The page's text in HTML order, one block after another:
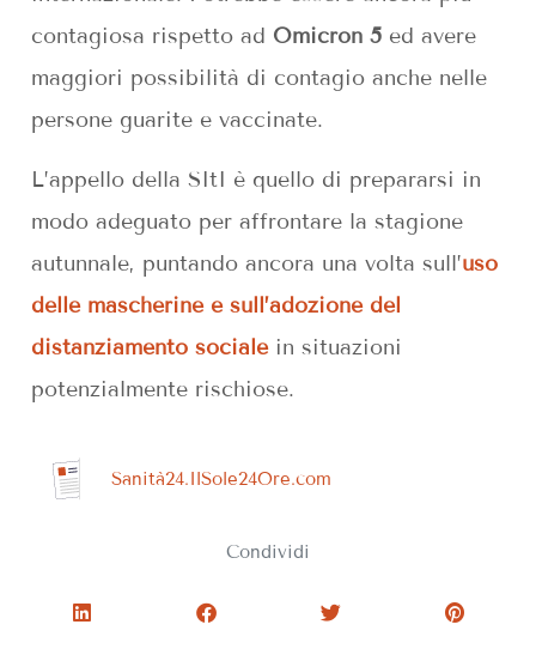
contagiosa rispetto ad Omicron 5 ed avere
maggiori possibilità di contagio anche nelle
persone guarite e vaccinate.
L’appello della SItI è quello di prepararsi in
modo adeguato per affrontare la stagione
autunnale, puntando ancora una volta sull’uso
delle mascherine e sull’adozione del
distanziamento socialein situazioni
potenzialmente rischiose.
Sanità24.IlSole24Ore.com
Condividi